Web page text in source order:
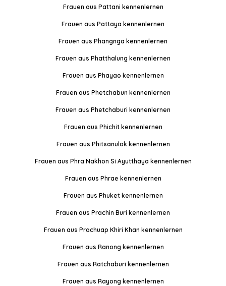
Frauen aus Pattani kennenlernen
Frauen aus Pattaya kennenlernen
Frauen aus Phangnga kennenlernen
Frauen aus Phatthalung kennenlernen
Frauen aus Phayao kennenlernen
Frauen aus Phetchabun kennenlernen
Frauen aus Phetchaburi kennenlernen
Frauen aus Phichit kennenlernen
Frauen aus Phitsanulok kennenlernen
Frauen aus Phra Nakhon Si Ayutthaya kennenlernen
Frauen aus Phrae kennenlernen
Frauen aus Phuket kennenlernen
Frauen aus Prachin Buri kennenlernen
Frauen aus Prachuap Khiri Khan kennenlernen
Frauen aus Ranong kennenlernen
Frauen aus Ratchaburi kennenlernen
Frauen aus Rayong kennenlernen